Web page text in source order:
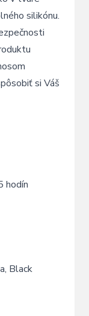
silikónu.
si Váš
hodín
Black